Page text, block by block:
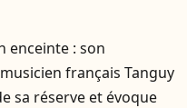
enceinte : son
français Tanguy
sa réserve et évoque